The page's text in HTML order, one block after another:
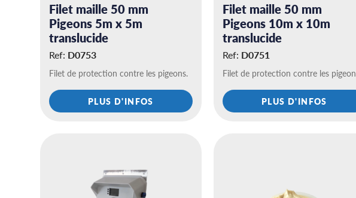
Filet maille 50 mm
Pigeons 5m x 5m
translucide
Ref: D0753
Filet de protection contre les pigeons.
PLUS D'INFOS
Filet maille 50 mm
Pigeons 10m x 10m
translucide
Ref: D0751
Filet de protection contre les
PLUS D'INFOS